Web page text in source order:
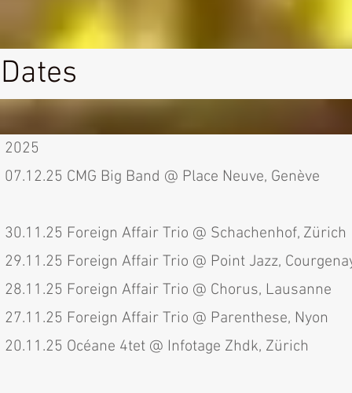
Dates
2025
07.12.25 CMG Big Band @ Place Neuve, Genève​
30.11.25 Foreign Affair Trio @ Schachenhof, Zürich
29.11.25 Foreign Affair Trio @ Point Jazz,
28.11.25 Foreign Affair Trio @ Chorus, Lausanne
27.11.25 Foreign Affair Trio @ Parenthese, Nyon
20.11.25 Océane 4tet @ Infotage Zhdk, Zürich​